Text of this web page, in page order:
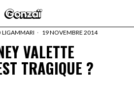
LIGAMMARI 19 NOVEMBRE 2014
VALETTE
TRAGIQUE ?